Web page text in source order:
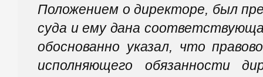
Положением о директоре, был
суда и ему дана
обоснованно указал, что
исполняющего обязанности